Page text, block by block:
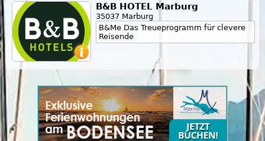
B&B HOTEL Marburg
35037 Marburg
B&Me Das Treueprogramm für clevere
Reisende